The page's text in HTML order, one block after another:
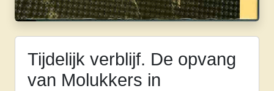
Tijdelijk verblijf. De opvang
van Molukkers in